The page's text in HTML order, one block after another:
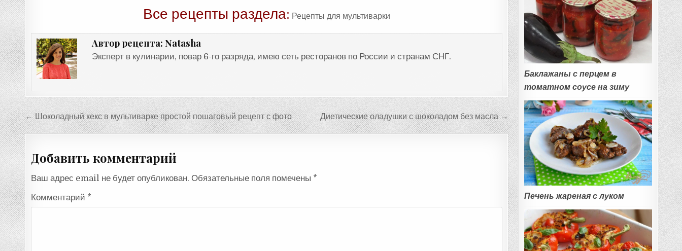
Все рецепты раздела: Рецепты для мультиварки
Автор рецепта: Natasha
Эксперт в кулинарии, повар 6-го разряда, имею сеть ресторанов по России и странам СНГ.
Навигация
по
записям
← Шоколадный кекс в мультиварке простой пошаговый рецепт с фото Диетические оладушки с шоколадом без масла →
Добавить комментарий
Ваш адрес email не будет опубликован. Обязательные поля помечены *
Комментарий *
Баклажаны с перцем в
томатном соусе на зиму
Печень жареная с луком